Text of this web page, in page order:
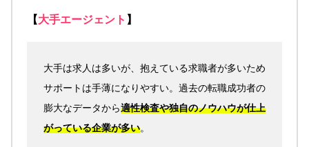
【大手エージェント 】
大手は求人は多いが、抱えている求職者が多いため
サポートは手薄になりやすい。過去の転職成功者の
膨大なデータから適性検査や独自のノウハウが仕上
がっている企業が多い。